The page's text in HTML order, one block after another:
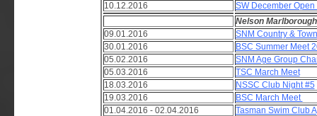
10.12.2016
SW December
Nelson Marlborough
09.01.2016
SNM Country &
30.01.2016
BSC Summer Meet
05.02.2016
SNM Age Group
05.03.2016
TSC March Meet
18.03.2016
NSSC Club Night #5
19.03.2016
BSC March Meet
01.04.2016 - 02.04.2016
Tasman Swim Club